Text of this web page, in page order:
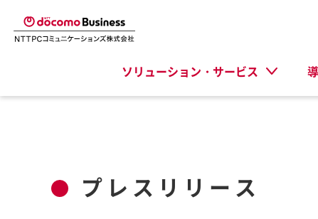
ソリューション・サービス
プレスリリース